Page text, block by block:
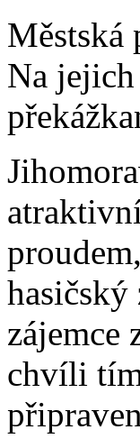
Městská
Na
zájemce
chvíli